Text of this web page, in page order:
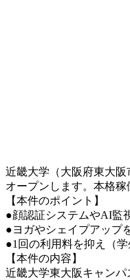
近畿大学（大阪府東大
オープンします。本格
【本件のポイント】
●顔認証システムやAI監
●ヨガやシェイプアップ
●1回の利用料を抑え（
【本件の内容】
近畿大学東大阪キャン